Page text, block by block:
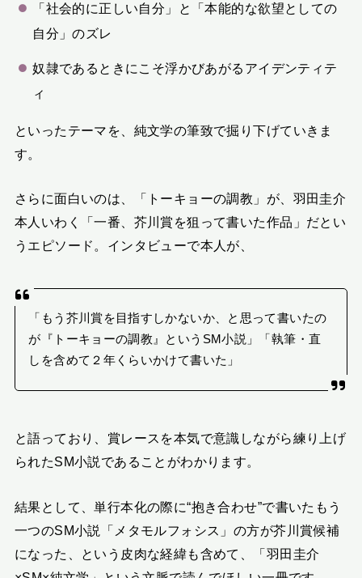
「社会的に正しい自分」と「本能的な欲望としての
自分」のズレ
奴隷であるときにこそ浮かびあがるアイデンティテ
ィ
といったテーマを、純文学の筆致で掘り下げていきま
す。
さらに面白いのは、「トーキョーの調教」が、羽田圭介
本人いわく「一番、芥川賞を狙って書いた作品」だとい
うエピソード。インタビューで本人が、
「もう芥川賞を目指すしかないか、と思って書いたの
が『トーキョーの調教』というSM小説」「執筆・直
しを含めて２年くらいかけて書いた」
と語っており、賞レースを本気で意識しながら練り上げ
られたSM小説であることがわかります。
結果として、単行本化の際に“抱き合わせ”で書いたもう
一つのSM小説「メタモルフォシス」の方が芥川賞候補
になった、という皮肉な経緯も含めて、「羽田圭介